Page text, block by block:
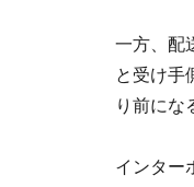
一方、配
と受け手
り前にな
インター